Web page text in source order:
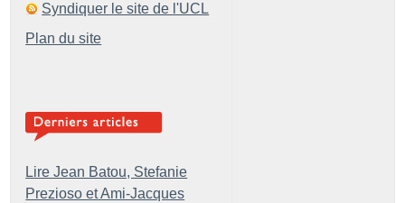
Syndiquer le site de l'UCL
Plan du site
Lire Jean Batou, Stefanie
Prezioso et Ami-Jacques